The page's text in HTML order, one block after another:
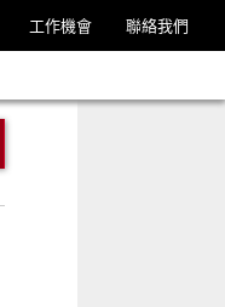
工作機會 聯絡我們